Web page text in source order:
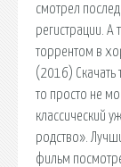
смотрел
регистрации. А
торрентом в
(2016) Скачать
то просто не
классический
родство».
фильм